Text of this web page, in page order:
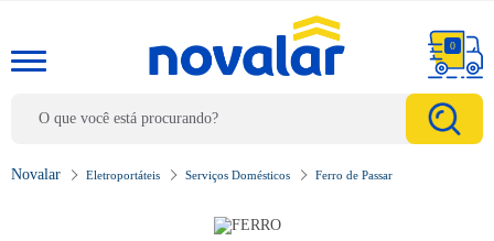
0
Eletroportáteis Serviços Domésticos Ferro de Passar